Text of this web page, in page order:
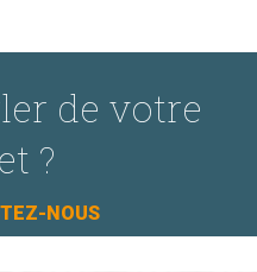
de votre
?
NOUS